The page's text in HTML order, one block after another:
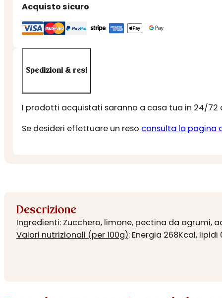
Acquisto sicuro
Spedizioni & resi
I prodotti acquistati saranno a casa tua in 24/72
Se desideri effettuare un reso consulta la pagina
Descrizione
Ingredienti: Zucchero, limone, pectina da agrumi,
Valori nutrizionali (per 100g): Energia 268Kcal,